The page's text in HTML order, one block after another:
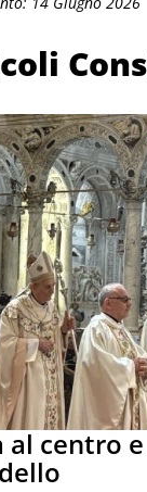
al centro